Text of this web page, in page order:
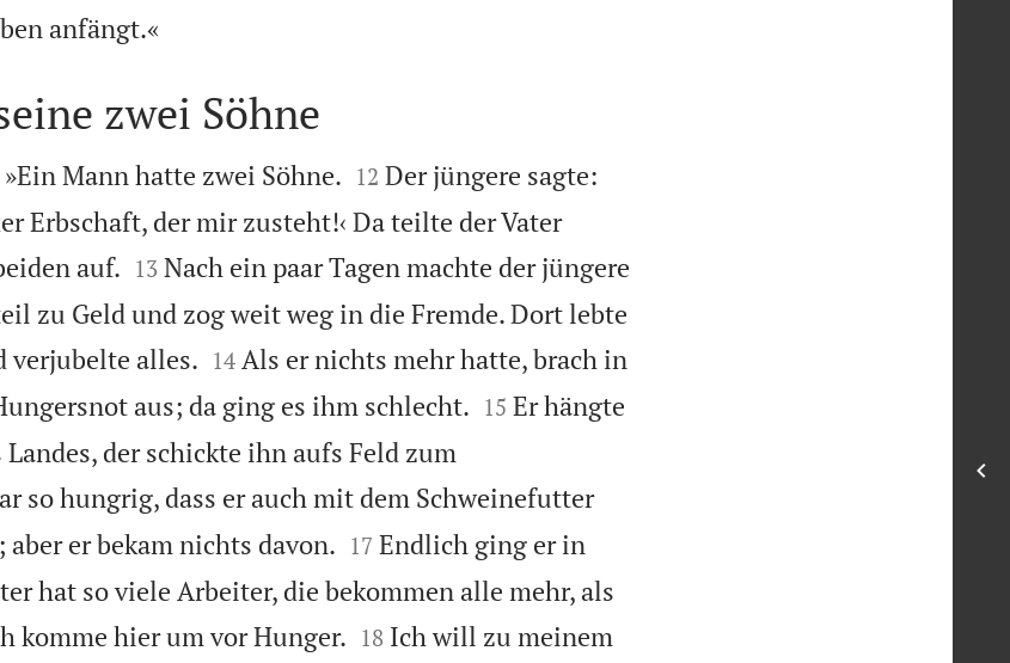
anfängt.«
zwei Söhne
Mann hatte zwei Söhne.
12 Der jüngere sagte:
Erbschaft, der mir zusteht!‹ Da teilte der Vater
auf.
13 Nach ein paar Tagen machte der jüngere
zu Geld und zog weit weg in die Fremde. Dort lebte
verjubelte alles.
14 Als er nichts mehr hatte, brach in
aus; da ging es ihm schlecht.
15 Er hängte
der schickte ihn aufs Feld zum
so hungrig, dass er auch mit dem Schweinefutter
er bekam nichts davon.
17 Endlich ging er in
hat so viele Arbeiter, die bekommen alle mehr, als
komme hier um vor Hunger.
18 Ich will zu meinem